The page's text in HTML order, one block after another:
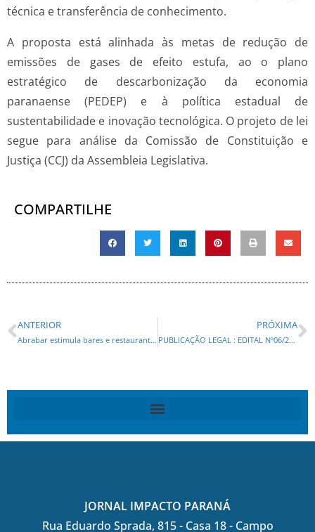
técnica e transferência de conhecimento.
A proposta está alinhada às metas de redução de
emissões de gases de efeito estufa, ao o plano
estratégico de descarbonização da economia
paranaense (PEDEP) e à política estadual de
sustentabilidade e inovação tecnológica. O projeto de lei
segue para análise da Comissão de Constituição e
Justiça (CCJ) da Assembleia Legislativa.
COMPARTILHE
ANTERIOR
Abrabar estimula bares e restaurantes a exibirem final de “Vale Tudo” com telões e bolões para clientes*
PRÓXIMA
PUBLICAÇÃO LEGAL : EDITAL Nº06/2025 SENAD-PR LEILÃO POLÍCIA CIVIL -PR. e EDITAL Nº07/2025 SENAD-PR – LEILÃO POLÍCIA FEDERAL-PR –
JORNAL IMPACTO PARANÁ
Rua Eduardo Sprada, 815 - Casa 18 - Campo